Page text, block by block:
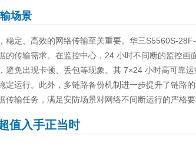
场景
稳定、高效的网络传输至关重要。华三S5560S-
的传输需求。在监控中心，24 小时不间断的监控
避免出现卡顿、丢包等现象。其 7×24 小时高可靠
定运行。此外，多链路备份机制进一步提升了链路
传输任务，满足安防场景对网络不间断运行的严格
值入手正当时